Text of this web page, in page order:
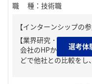
職種 ： 技術職
【インターンシップの参
【業界研究・企業研究
会社のHPから事業内
どで他社との比較をし
選考体